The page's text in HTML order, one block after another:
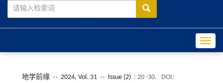
地学前缘 ›› 2024, Vol. 31 ›› Issue (2) : 20 -30.
DOI: